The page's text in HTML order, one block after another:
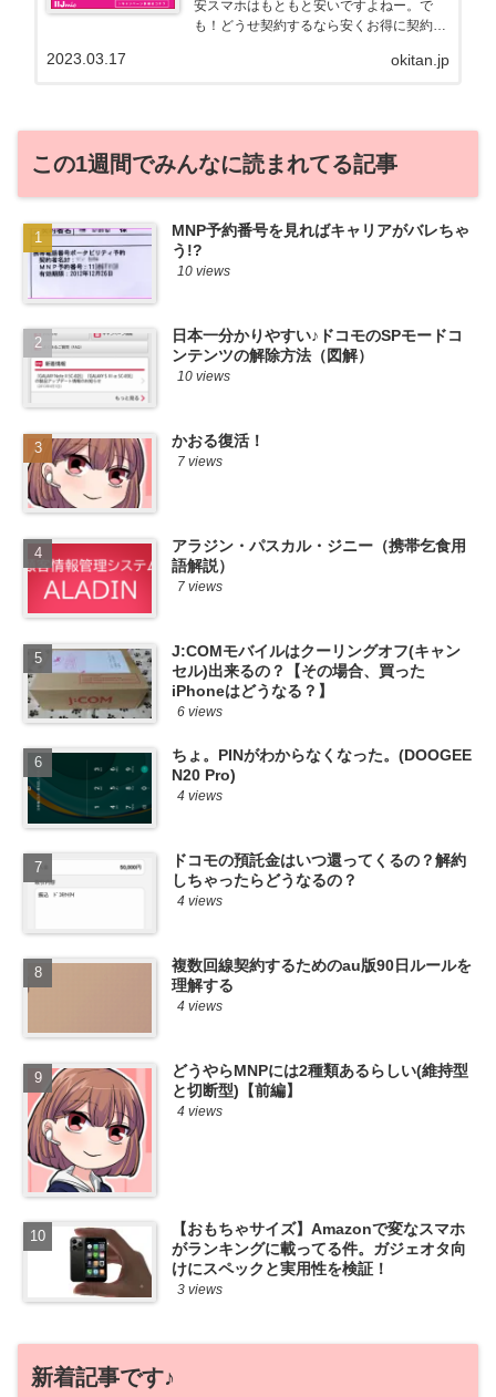
安スマホはもともと安いですよねー。で
も！どうせ契約するなら安くお得に契約し
る自身も、そういう案件を常に狙ってます
okitan.jp
2023.03.17
この1週間でみんなに読まれてる記事
MNP予約番号を見ればキャリアがバレちゃ
う!?
10 views
日本一分かりやすい♪ドコモのSPモードコ
ンテンツの解除方法（図解）
10 views
かおる復活！
7 views
アラジン・パスカル・ジニー（携帯乞食用
語解説）
7 views
J:COMモバイルはクーリングオフ(キャン
セル)出来るの？【その場合、買った
iPhoneはどうなる？】
6 views
ちょ。PINがわからなくなった。(DOOGEE
N20 Pro)
4 views
ドコモの預託金はいつ還ってくるの？解約
しちゃったらどうなるの？
4 views
複数回線契約するためのau版90日ルールを
理解する
4 views
どうやらMNPには2種類あるらしい(維持型
と切断型)【前編】
4 views
【おもちゃサイズ】Amazonで変なスマホ
がランキングに載ってる件。ガジェオタ向
けにスペックと実用性を検証！
3 views
新着記事です♪